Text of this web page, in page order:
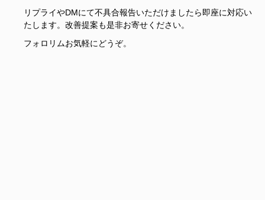
リプライやDMにて不具合報告いただけましたら即座に対応い
たします。改善提案も是非お寄せください。
フォロリムお気軽にどうぞ。